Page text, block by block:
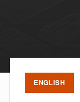
ENGLISH